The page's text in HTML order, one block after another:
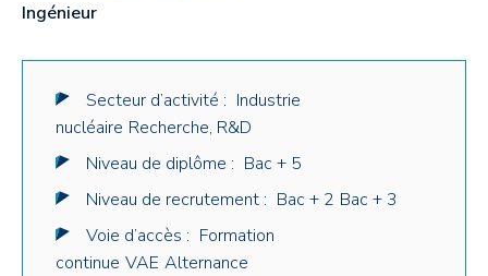
Ingénieur
Secteur d’activité : Industrie
nucléaire Recherche, R&D
Niveau de diplôme : Bac + 5
Niveau de recrutement : Bac + 2 Bac + 3
Voie d’accès : Formation
continue VAE Alternance